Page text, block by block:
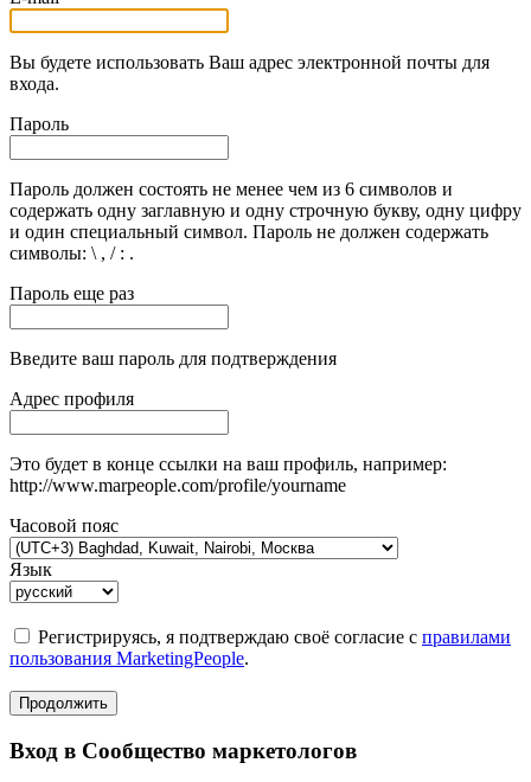
Вы будете использовать Ваш адрес электронной почты для
входа.
Пароль
Пароль должен состоять не менее чем из 6 символов и
содержать одну заглавную и одну строчную букву, одну цифру
и один специальный символ. Пароль не должен содержать
символы: \ , / : .
Пароль еще раз
Введите ваш пароль для подтверждения
Адрес профиля
Это будет в конце ссылки на ваш профиль, например:
http://www.marpeople.com/profile/yourname
Часовой пояс
Язык
Регистрируясь, я подтверждаю своё согласие с правилами
пользования MarketingPeople.
Продолжить
Вход в Сообщество маркетологов